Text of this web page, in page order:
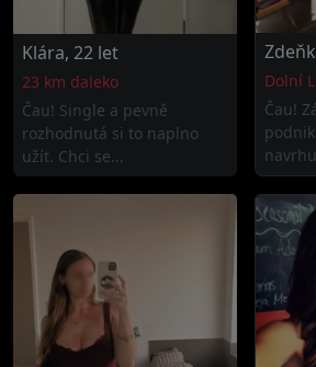
Klára, 22 let
23 km daleko
Čau! Single a pevně
rozhodnutá si to naplno
užít. Chci se...
Dolní
Čau!